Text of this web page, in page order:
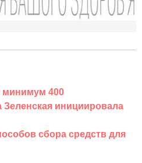
минимум 400
инициировала
сбора средств для